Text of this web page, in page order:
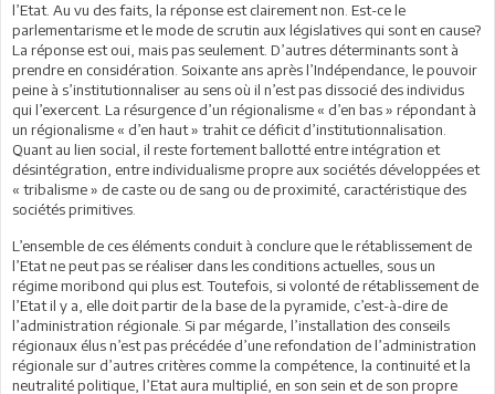
l’Etat. Au vu des faits, la réponse est clairement non. Est-ce le
parlementarisme et le mode de scrutin aux législatives qui sont en cause?
La réponse est oui, mais pas seulement. D’autres déterminants sont à
prendre en considération. Soixante ans après l’Indépendance, le pouvoir
peine à s’institutionnaliser au sens où il n’est pas dissocié des individus
qui l’exercent. La résurgence d’un régionalisme « d’en bas » répondant à
un régionalisme « d’en haut » trahit ce déficit d’institutionnalisation.
Quant au lien social, il reste fortement ballotté entre intégration et
désintégration, entre individualisme propre aux sociétés développées et
« tribalisme » de caste ou de sang ou de proximité, caractéristique des
sociétés primitives.
L’ensemble de ces éléments conduit à conclure que le rétablissement de
l’Etat ne peut pas se réaliser dans les conditions actuelles, sous un
régime moribond qui plus est. Toutefois, si volonté de rétablissement de
l’Etat il y a, elle doit partir de la base de la pyramide, c’est-à-dire de
l’administration régionale. Si par mégarde, l’installation des conseils
régionaux élus n’est pas précédée d’une refondation de l’administration
régionale sur d’autres critères comme la compétence, la continuité et la
neutralité politique, l’Etat aura multiplié, en son sein et de son propre